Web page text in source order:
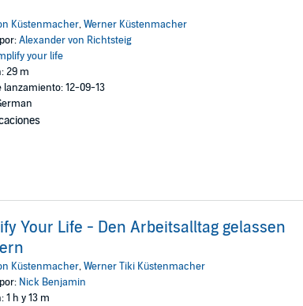
Küstenmacher,Werner Küstenmacher
Alexander von Richtsteig
your life
29 m
lanzamiento: 12-09-13
Your Life - Den Arbeitsalltag gelassen
Küstenmacher,Werner Tiki Küstenmacher
Nick Benjamin
1 h y 13 m